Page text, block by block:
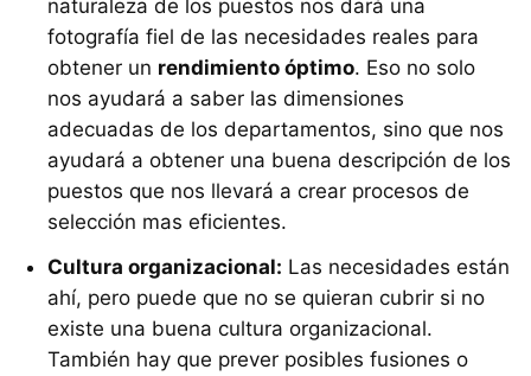
naturaleza de los puestos nos dará una
fotografía fiel de las necesidades reales para
obtener un rendimiento óptimo. Eso no solo
nos ayudará a saber las dimensiones
adecuadas de los departamentos, sino que nos
ayudará a obtener una buena descripción de los
puestos que nos llevará a crear procesos de
selección mas eficientes.
Cultura organizacional: Las necesidades están
ahí, pero puede que no se quieran cubrir si no
existe una buena cultura organizacional.
También hay que prever posibles fusiones o